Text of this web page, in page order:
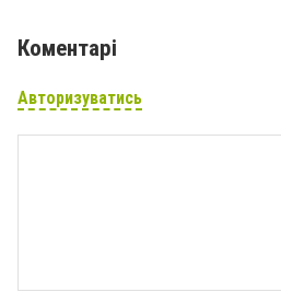
Коментарі
Авторизуватись